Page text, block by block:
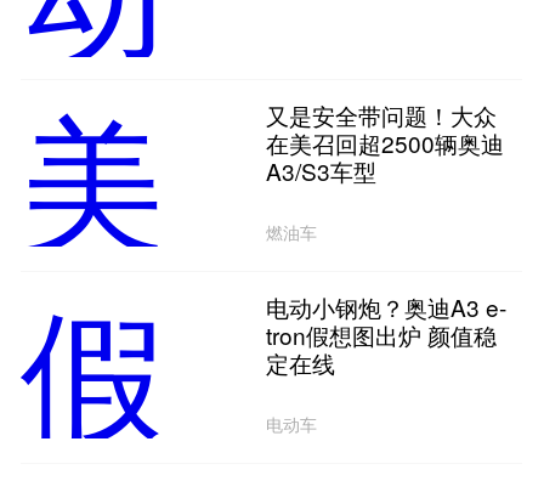
又是安全带问题！大众
在美召回超2500辆奥迪
A3/S3车型
燃油车
电动小钢炮？奥迪A3 e-
tron假想图出炉 颜值稳
定在线
电动车